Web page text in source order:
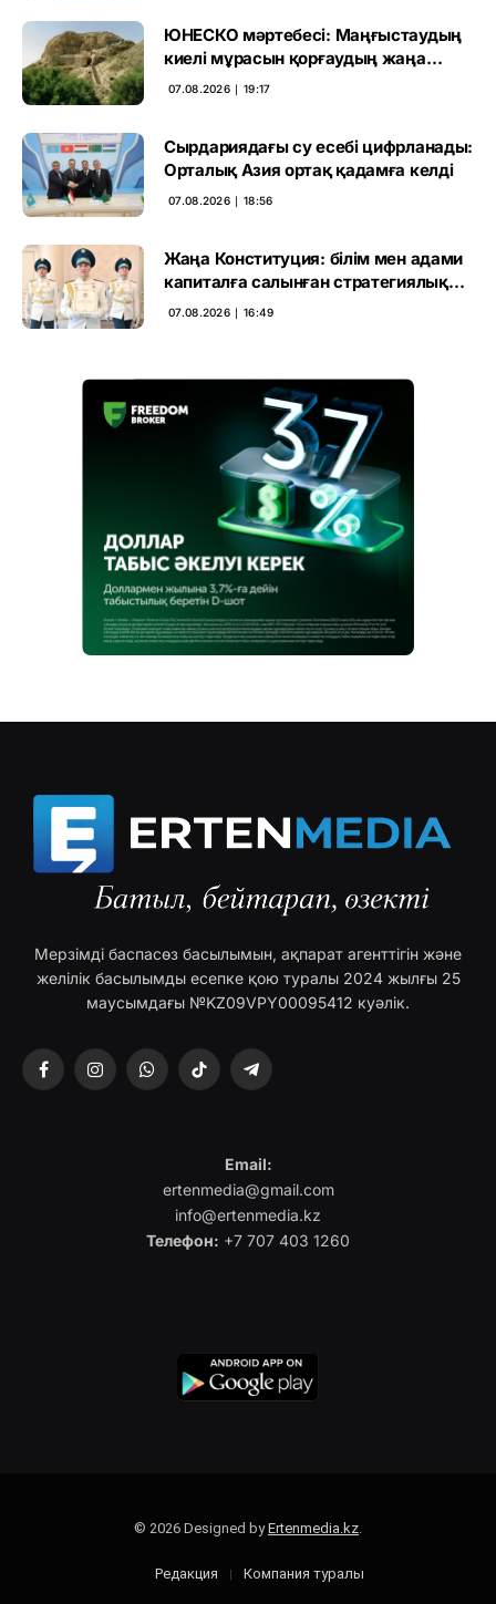
ЮНЕСКО мәртебесі: Маңғыстаудың
киелі мұрасын қорғаудың жаңа
кезеңі басталды
07.08.2026 ∣ 19:17
Сырдариядағы су есебі цифрланады:
Орталық Азия ортақ қадамға келді
07.08.2026 ∣ 18:56
Жаңа Конституция: білім мен адами
капиталға салынған стратегиялық
негіз
07.08.2026 ∣ 16:49
Мерзімді баспасөз басылымын, ақпарат агенттігін және
желілік басылымды есепке қою туралы 2024 жылғы 25
маусымдағы №KZ09VPY00095412 куәлік.
FacebookInstagramWhatsAppTikTok Telegram
Email:
ertenmedia@gmail.com
info@ertenmedia.kz
Телефон: +7 707 403 1260
© 2026 Designed byErtenmedia.kz.
Редакция Компания туралы